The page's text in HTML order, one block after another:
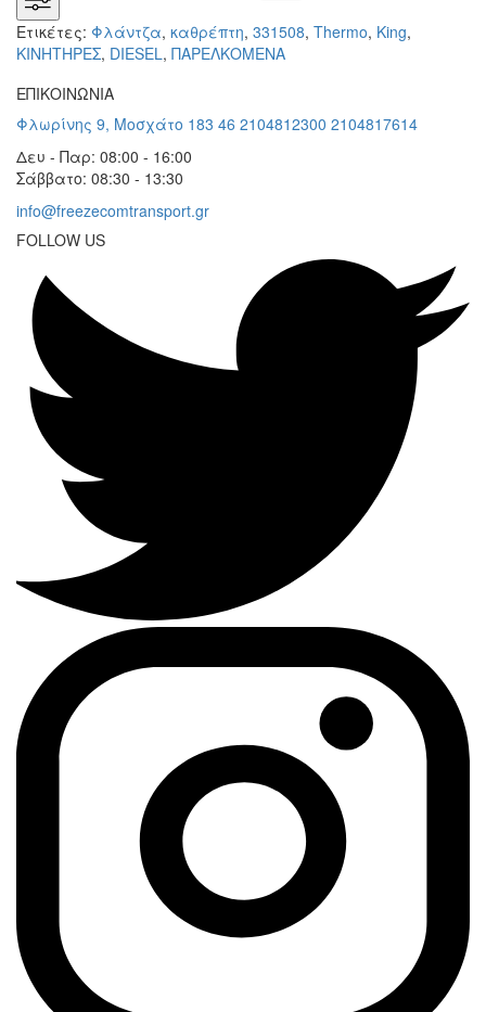
Ετικέτες: Φλάντζα, καθρέπτη, 331508, Thermo, King,
KΙΝΗΤΗΡΕΣ, DIESEL, ΠΑΡΕΛΚΟΜΕΝΑ
ΕΠΙΚΟΙΝΩΝΙΑ
Φλωρίνης 9, Μοσχάτο 183 46 2104812300 2104817614
Δευ - Παρ: 08:00 - 16:00
Σάββατο: 08:30 - 13:30
info@freezecomtransport.gr
FOLLOW US